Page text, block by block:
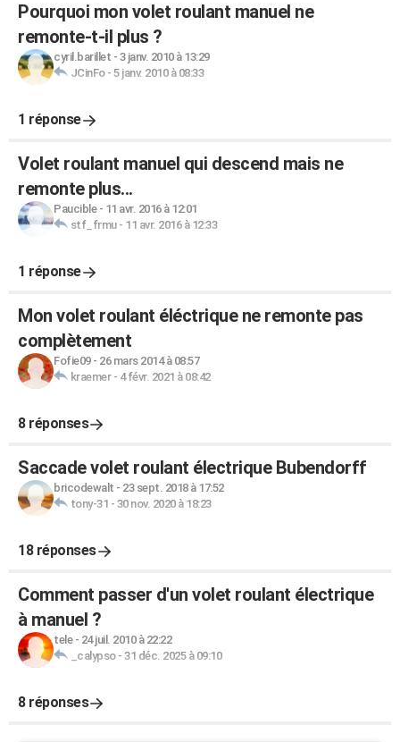
Pourquoi mon volet roulant manuel ne
remonte-t-il plus ?
cyril.barillet - 3 janv. 2010 à 13:29
JCinFo- 5 janv. 2010 à 08:33
1 réponse
Volet roulant manuel qui descend mais ne
remonte plus...
Paucible- 11 avr. 2016 à 12:01
stf_frmu- 11 avr. 2016 à 12:33
1 réponse
Mon volet roulant éléctrique ne remonte pas
complètement
Fofie09- 26 mars 2014 à 08:57
kraemer- 4 févr. 2021 à 08:42
8 réponses
Saccade volet roulant électrique Bubendorff
bricodewalt - 23 sept. 2018 à 17:52
tony-31 - 30 nov. 2020 à 18:23
18 réponses
Comment passer d'un volet roulant électrique
à manuel ?
tele- 24 juil. 2010 à 22:22
_calypso- 31 déc. 2025 à 09:10
8 réponses